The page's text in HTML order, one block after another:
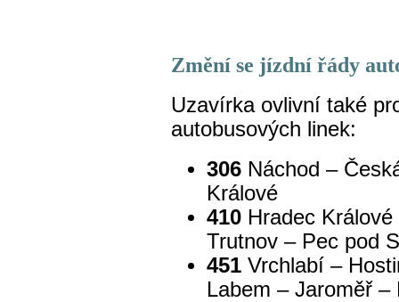
Změní se jízdní řády
Uzavírka ovlivní také
autobusových linek:
306 Náchod –
Králové
410 Hradec
Trutnov – Pec pod
451 Vrchlabí –
Labem – Jaroměř –